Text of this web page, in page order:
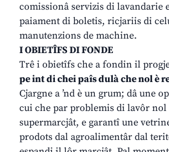
comissionâ servizis di lavandarie
paiament di boletis, ricjariis di
manutenzions de machine.
I OBIETÎFS DI FONDE
Trê i obietîfs che a fondin il
pe int di chei paîs dulà che nol è
Cjargne a ’nd è un grum; dâ une
cui che par problemis di lavôr
supermarcjât, e garantî une
prodots dal agroalimentâr dal